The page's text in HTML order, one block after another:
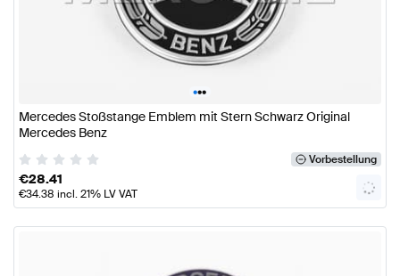
•••
Mercedes Stoßstange Emblem mit Stern Schwarz Original
Mercedes Benz
Vorbestellung
€28.41
€34.38 incl. 21% LV VAT